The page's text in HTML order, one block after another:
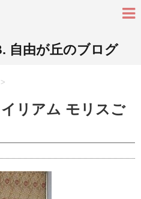
自由が丘のブログ
>
リアム モリスご